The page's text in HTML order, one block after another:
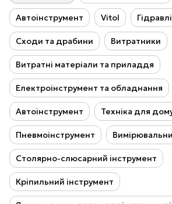
Автоінструмент Vitol
Сходи та драбини Витратники
Витратні матеріали та приладдя
Електроінструмент та обладнання
Автоінструмент Техніка для
Пневмоінструмент
Столярно-слюсарний інструмент
Кріпильний інструмент